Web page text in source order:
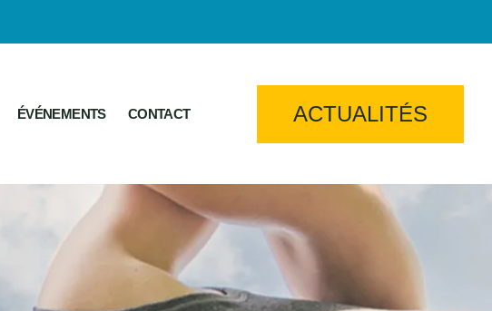
ÉVÉNEMENTS CONTACT ACTUALITÉS